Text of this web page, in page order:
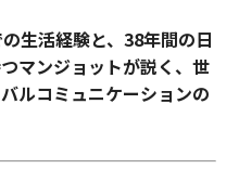
生活経験と、38年間の日
マンジョットが説く、世
ルコミュニケーションの